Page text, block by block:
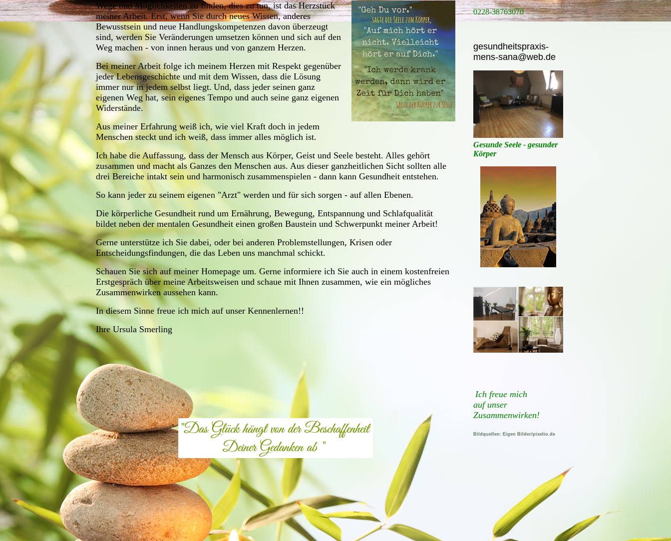
Wege und Möglichkeiten zu finden, dies zu tun, ist das Herzstück
meiner Arbeit. Erst, wenn Sie durch neues Wissen, anderes
Bewusstsein und neue Handlungskompetenzen davon überzeugt
sind, werden Sie Veränderungen umsetzen können und sich auf den
Weg machen - von innen heraus und von ganzem Herzen.
Bei meiner Arbeit folge ich meinem Herzen mit Respekt gegenüber
jeder Lebensgeschichte und mit dem Wissen, dass die Lösung
immer nur in jedem selbst liegt. Und, dass jeder seinen ganz
eigenen Weg hat, sein eigenes Tempo und auch seine ganz eigenen
Widerstände.
Aus meiner Erfahrung weiß ich, wie viel Kraft doch in jedem
Menschen steckt und ich weiß, dass immer alles möglich ist.
Ich habe die Auffassung, dass der Mensch aus Körper, Geist und Seele besteht. Alles gehört
zusammen und macht als Ganzes den Menschen aus. Aus dieser ganzheitlichen Sicht sollten alle
drei Bereiche intakt sein und harmonisch zusammenspielen - dann kann Gesundheit entstehen.
So kann jeder zu seinem eigenen "Arzt" werden und für sich sorgen - auf allen Ebenen.
Die körperliche Gesundheit rund um Ernährung, Bewegung, Entspannung und Schlafqualität
bildet neben der mentalen Gesundheit einen großen Baustein und Schwerpunkt meiner Arbeit!
Gerne unterstütze ich Sie dabei, oder bei anderen Problemstellungen, Krisen oder
Entscheidungsfindungen, die das Leben uns manchmal schickt.
Schauen Sie sich auf meiner Homepage um. Gerne informiere ich Sie auch in einem kostenfreien
Erstgespräch über meine Arbeitsweisen und schaue mit Ihnen zusammen, wie ein mögliches
Zusammenwirken aussehen kann.
In diesem Sinne freue ich mich auf unser Kennenlernen!!
Ihre Ursula Smerling
0228-38763070
gesundheitspraxis-
mens-sana@web.de
Gesunde Seele - gesunder
Körper
Ich freue mich
auf unser
Zusammenwirken!
Bildquellen: Eigen Bilder/pixelio.de